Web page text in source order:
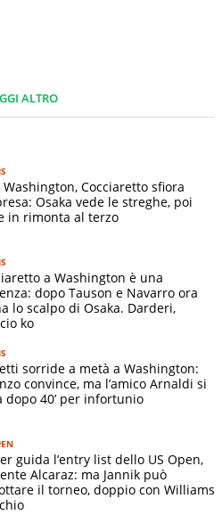
rossa
ALTRO
Washington, Cocciaretto sfiora
Osaka vede le streghe, poi
in rimonta al terzo
a Washington è una
dopo Tauson e Navarro ora
lo scalpo di Osaka. Darderi,
ko
sorride a metà a Washington:
convince, ma l’amico Arnaldi si
dopo 40’ per infortunio
guida l’entry list dello US Open,
Alcaraz: ma Jannik può
il torneo, doppio con Williams